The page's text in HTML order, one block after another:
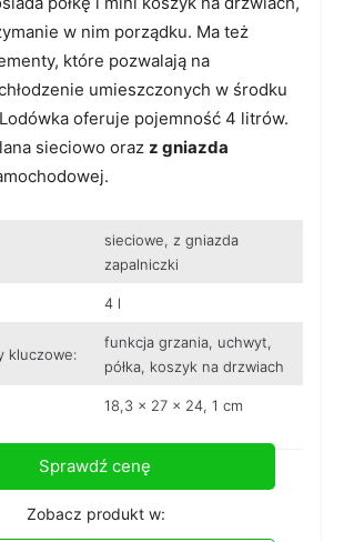
w nim porządku. Ma też
które pozwalają na
umieszczonych w środku
oferuje pojemność 4 litrów.
sieciowo oraz z gniazda
sieciowe, z gniazda
zapalniczki
4 l
kluczowe:
funkcja grzania, uchwyt,
półka, koszyk na drzwiach
18,3 × 27 × 24, 1 cm
Sprawdź cenę
Zobacz produkt w: